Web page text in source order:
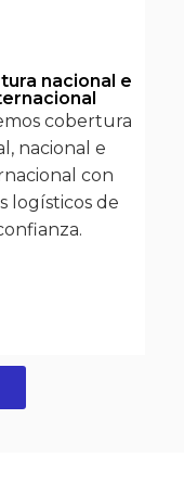
nacional e
cobertura
nacional e
con
logísticos de